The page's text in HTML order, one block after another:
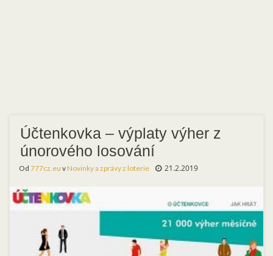
Účtenkovka – výplaty výher z
únorového losování
Od 777cz.eu vNovinky a zprávy z loterie 21.2.2019